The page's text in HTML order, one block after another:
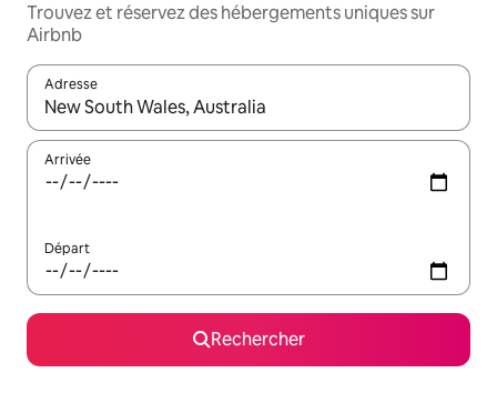
Trouvez et réservez des hébergements uniques sur
Airbnb
Adresse
Lorsque les résultats s'affichent, utilisez les flèches vers le
Arrivée
Départ
Rechercher